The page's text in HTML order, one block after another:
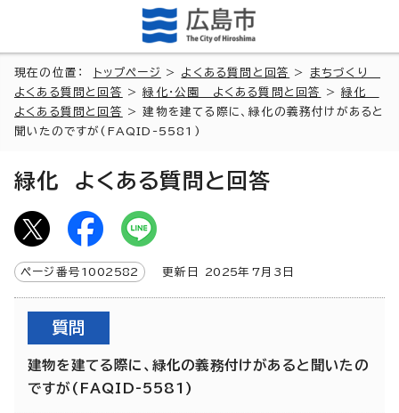
現在の位置： トップページ > よくある質問と回答 > まちづくり
よくある質問と回答
>緑化・公園 よくある質問と回答 >緑化
よくある質問と回答
> 建物を建てる際に、緑化の義務付けがあると
聞いたのですが(FAQID-5581)
緑化 よくある質問と回答
ページ番号 1002582 更新日 2025年7月3日
質問
建物を建てる際に、緑化の義務付けがあると聞いたの
ですが(FAQID-5581)